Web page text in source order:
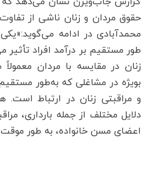
حقوق مردان و زنان ناشی از
محمدآبادی در ادامه
طور مستقیم بر درآمد افراد
زنان در مقایسه با مردان
بویژه در مشاغلی که به‌طور
و مراقبتی زنان در ارتباط است.
دلایل مختلف از جمله بارداری،
اعضای مسن خانواده، به‌ طور موقت